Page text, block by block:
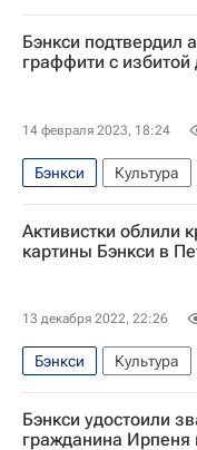
Бэнкси подтвердил
граффити с
14 февраля 2023, 18:24
Бэнкси Культура
Знаменитости
Активистки облили
картины Бэнкси в
13 декабря 2022, 22:26
Бэнкси Культура
Энди Уорхол (Андрей
Санкт-Петербург
Бэнкси удостоили
гражданина Ирпеня